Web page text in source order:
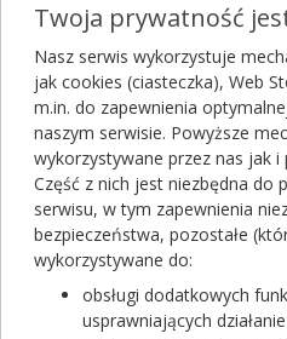
WEGOVY
Twoja prywatność
Nasz serwis wykorzystuje
jak cookies (ciasteczka), Web
m.in. do zapewnienia
naszym serwisie. Powyższe
wykorzystywane przez nas jak
Część z nich jest niezbędna do
serwisu, w tym zapewnienia
bezpieczeństwa, pozostałe
wykorzystywane do:
obsługi dodatkowych
usprawniających